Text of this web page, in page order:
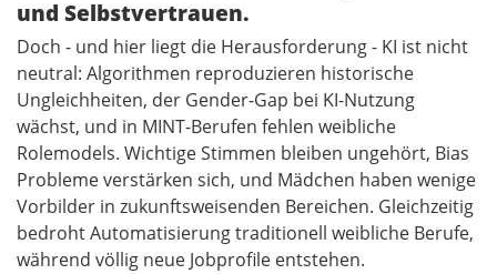
und Selbstvertrauen.
Doch - und hier liegt die Herausforderung - KI ist nicht
neutral: Algorithmen reproduzieren historische
Ungleichheiten, der Gender-Gap bei KI-Nutzung
wächst, und in MINT-Berufen fehlen weibliche
Rolemodels. Wichtige Stimmen bleiben ungehört, Bias
Probleme verstärken sich, und Mädchen haben wenige
Vorbilder in zukunftsweisenden Bereichen. Gleichzeitig
bedroht Automatisierung traditionell weibliche Berufe,
während völlig neue Jobprofile entstehen.